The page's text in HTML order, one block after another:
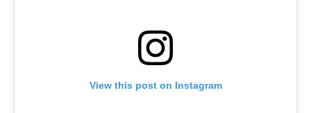
View this post on Instagram